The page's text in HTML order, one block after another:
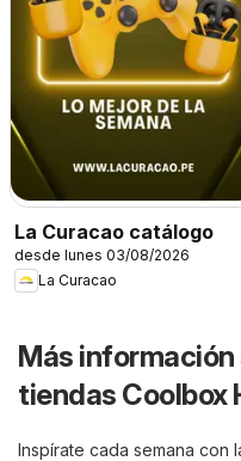
La Curacao catálogo
desde lunes 03/08/2026
La Curacao
Más
tiendas Coolbox
Inspírate cada semana con